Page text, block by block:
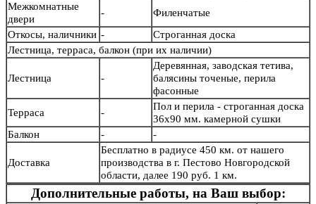
Межкомнатные
двери
-
Филенчатые
Откосы, наличники -
Строганная доска
Лестница, терраса, балкон (при их наличии)
Лестница -
Деревянная, заводская тетива,
балясины точеные, перила
фасонные
Терраса
-
Пол и перила - строганная доска
36х90 мм. камерной сушки
Балкон
- -
Доставка
Бесплатно в радиусе 450 км. от нашего
производства в г. Пестово Новгородской
области, далее 190 руб. 1 км.
Дополнительные работы, на Ваш выбор: